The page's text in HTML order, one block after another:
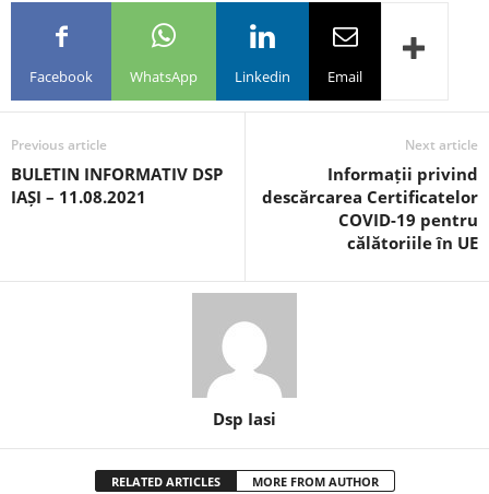
Facebook WhatsApp Linkedin Email
Previous article
BULETIN INFORMATIV DSP
IAȘI – 11.08.2021
Next article
Informații privind
descărcarea Certificatelor
COVID-19 pentru
călătoriile în UE
Dsp Iasi
RELATED ARTICLES MORE FROM AUTHOR